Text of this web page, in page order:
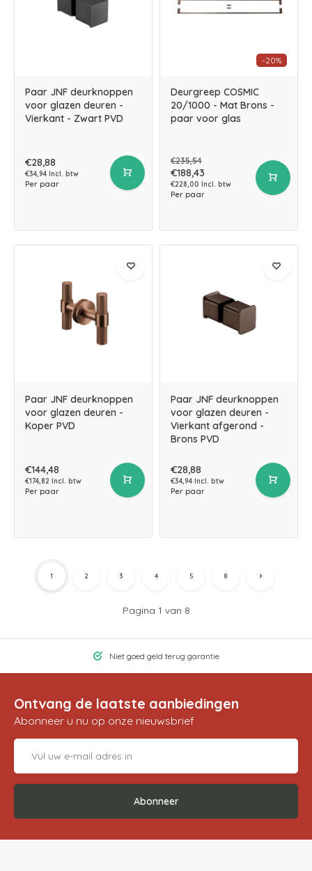
Paar JNF deurknoppen
voor glazen deuren -
Vierkant - Zwart PVD
€28,88
€34,94 Incl. btw
Per paar
-20%
Deurgreep COSMIC
20/1000 - Mat Brons -
paar voor glas
€235,54
€188,43
€228,00 Incl. btw
Per paar
Paar JNF deurknoppen
voor glazen deuren -
Koper PVD
€144,48
€174,82 Incl. btw
Per paar
Paar JNF deurknoppen
voor glazen deuren -
Vierkant afgerond -
Brons PVD
€28,88
€34,94 Incl. btw
Per paar
Pagina 1 van 8
1 2 3 4 5 8
Niet goed geld terug garantie
Ontvang de laatste aanbiedingen
Abonneer u nu op onze nieuwsbrief
Abonneer